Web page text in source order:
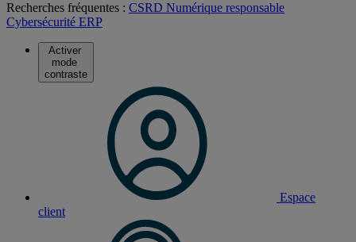
Recherches fréquentes : CSRD Numérique responsable
Cybersécurité ERP
Activer
mode
contraste
Espace
client